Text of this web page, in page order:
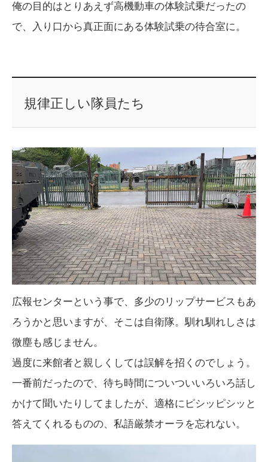
俺の目的はとりあえず高機動車の体験試乗だったの
で、入り口から真正面にある体験試乗の待合室に。
規律正しい隊員たち
広報センターという事で、多少のリップサービスもあ
ろうかと思いますが、そこは自衛隊。馴れ馴れしさは
微塵も感じません。
過度に来館者と親しくしては誤解を招くのでしょう。
一番前だったので、待ち時間についついいろいろ話し
かけて聞いたりしてましたが、適格にピシッピシッと
答えてくれるものの、私語厳禁オーラを忘れない。